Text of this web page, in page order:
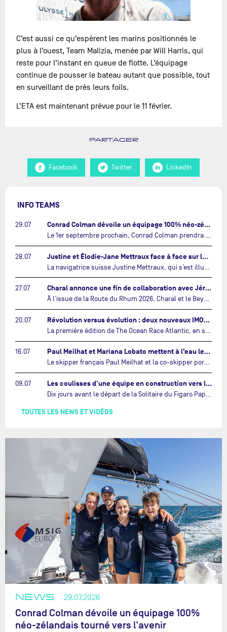
C’est aussi ce qu’espèrent les marins positionnés le
plus à l’ouest, Team Malizia, menée par Will Harris, qui
reste pour l’instant en queue de flotte. L’équipage
continue de pousser le bateau autant que possible, tout
en surveillant de près leurs foils.
L’ETA est maintenant prévue pour le 11 février.
PARTAGER
Facebook Twitter LinkedIn
INFO TEAMS
29.07 Conrad Colman dévoile un équipage 100% néo-zélandais tourné vers l'avenir…
Le 1er septembre prochain, Conrad Colman prendra le départ de la première édition de The Ocean Race Atlantic, une nouvelle course IMOCA en équipage reliant New York à Lorient. À bord de MSIG Europe, le skipper néo-zélandais sera entouré de trois jeunes talents issus de la voile néo-zélandaise : Megan Thomson, Anna Merchant et Aaron Hume-Merry.…
28.07 Justine et Élodie-Jane Mettraux face à face sur la transatlantique The Ocean Race Atlantic…
27.07 Charal annonce une fin de collaboration avec Jérémie Beyou et le Beyou Racing après la Route du Rhum…
À l’issue de la Route du Rhum 2026, Charal et le Beyou Racing mettront fin à leur collaboration. Il a été décidé de manière concertée, après dix ans d’une collaboration riche et performante, d’ouvrir une nouvelle ère pour le projet du Charal Sailing Team.…
20.07 Révolution versus évolution : deux nouveaux IMOCA très différents se préparent pour The Ocean Race Atlantic…
16.07 Paul Meilhat et Mariana Lobato mettent à l’eau leur bateau et lancent leur nouvelle campagne « United by the Ocean »…
Le skipper français Paul Meilhat et la co-skipper portugaise Mariana Lobato mettent à l’eau aujourd’hui à Lorient leur IMOCA à bord duquel ils participeront à The Ocean Race Atlantic (septembre 2026) puis à The Ocean Race, le tour du monde en équipage (janvier 2027).…
09.07 Les coulisses d'une équipe en construction vers le Vendée Globe…
Dix jours avant le départ de la Solitaire du Figaro Paprec, enjeu sportif majeur de la saison du Team Paprec, en plein chantier du futur IMOCA Paprec, l’équipe a dû s’adapter au forfait de Yoann Richomme pour blessure.…
TOUTES LES NEWS ET VIDÉOS
NEWS 29.07.2026
Conrad Colman dévoile un équipage 100%
néo-zélandais tourné vers l'avenir